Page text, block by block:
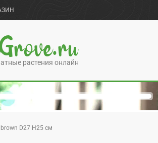
растения онлайн
D27 H25 см